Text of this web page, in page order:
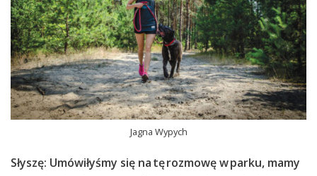
Jagna Wypych
Słyszę: Umówiłyśmy się na tę rozmowę w parku, mamy